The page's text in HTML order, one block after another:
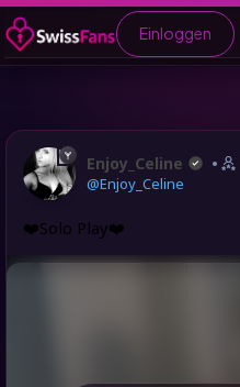
Einloggen
Enjoy_Celine
@Enjoy_Celine
❤️Solo Play❤️